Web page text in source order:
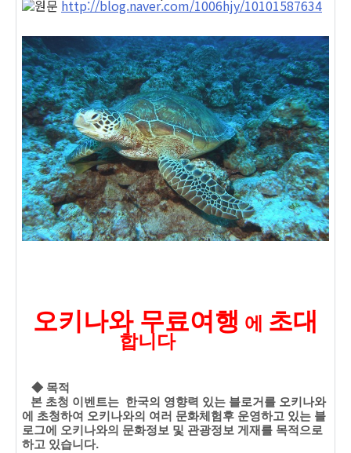
http://blog.naver.com/1006hjy/10101587634
오키나와 무료여행 에 초대
합니다
◆ 목적
본 초청 이벤트는 한국의 영향력 있는 블로거를 오키나와
에 초청하여 오키나와의 여러 문화체험후 운영하고 있는 블
로그에 오키나와의 문화정보 및 관광정보 게재를 목적으로
하고 있습니다.